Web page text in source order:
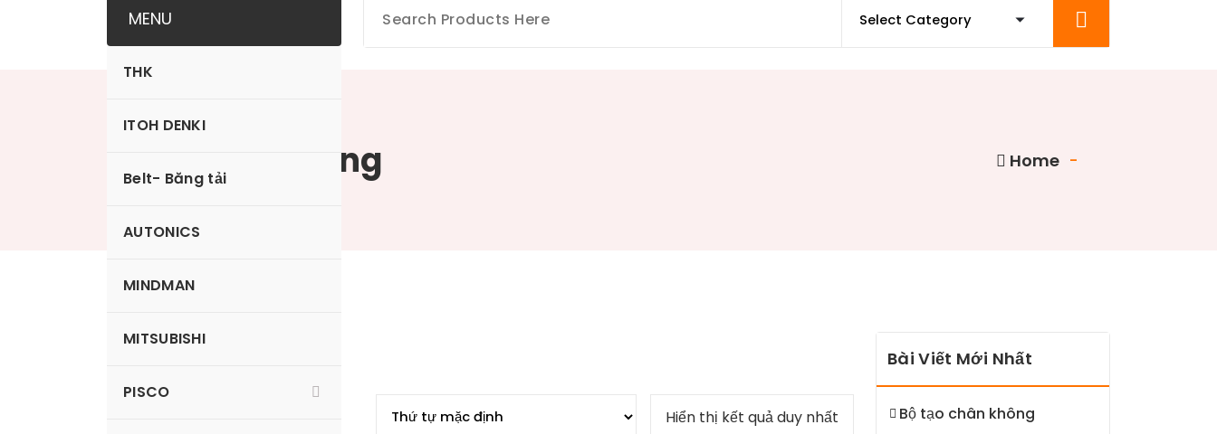
MENU
THK
ITOH DENKI
Belt- Băng tải
AUTONICS
MINDMAN
MITSUBISHI
PISCO
Giác hút 2 tầng Home -
SP-15BS
Hiển thị kết quả duy nhất
Bài Viết Mới Nhất
Bộ tạo chân không